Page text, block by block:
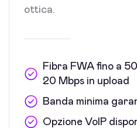
ottica.
Fibra FWA fino a
20 Mbps in upload
Banda minima
Opzione VoIP